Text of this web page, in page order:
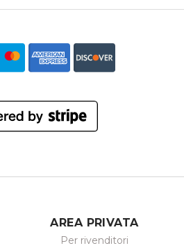
AREA PRIVATA
Per rivenditori